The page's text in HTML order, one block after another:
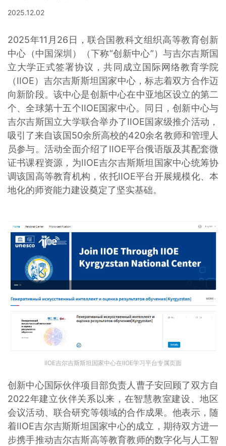
2025.12.02
2025年11月26日，联合国教科文组织高等教育创新
中心（中国深圳）（下称“创新中心”）与吉尔吉斯国
立大学正式签署协议，共同成立国际网络教育学院
（IIOE）吉尔吉斯斯坦国家中心，标志着双方合作迈
向新阶段。该中心是创新中心在中亚地区设立的第二
个、全球第十五个IIOE国家中心。同日，创新中心与
吉尔吉斯国立大学联合举办了IIOE国家级推介活动，
吸引了来自该国50余所高校的420余名教师和管理人
员参与。活动全面介绍了IIOE平台俄语版及其配套微
证书课程资源，为IIOE吉尔吉斯斯坦国家中心统筹协
调该国高等教育机构，依托IIOE平台开展规模化、本
地化的师资能力建设奠定了坚实基础。
IIOE吉尔吉斯斯坦国家中心在IIOE学习平台专属页面
创新中心国际伙伴项目部负责人曹子安回顾了双方自
2022年建立伙伴关系以来，在智慧教室建设、地区
会议活动、联合研究等领域的合作成果。他表示，随
着IIOE吉尔吉斯斯坦国家中心的成立，期待双方进一
步携手推动吉尔吉斯高等教育教师的数字化与人工智